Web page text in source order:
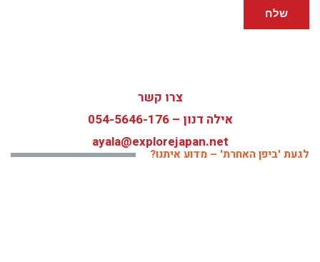
שלח
צרו קשר
אילה דנון –054-5646-176
ayala@explorejapan.net
לגעת 'ביפן האחרת' – מדוע איתנו?